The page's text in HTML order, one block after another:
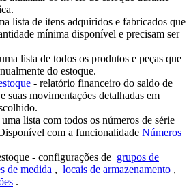
lista de itens adquiridos e fabricados que
mínima disponível e precisam ser
lista de todos os produtos e peças que
do estoque.
- relatório financeiro do saldo de
suas movimentações detalhadas em
lista com todos os números de série
com a funcionalidade Números
- configurações de grupos de
de medida , locais de armazenamento ,
.